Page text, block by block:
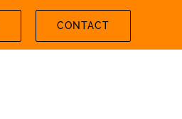
CONTACT